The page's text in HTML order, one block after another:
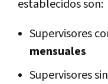
establecidos son:
Supervisores
mensuales
Supervisores